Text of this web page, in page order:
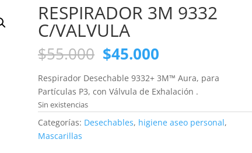
RESPIRADOR 3M 9332
C/VALVULA
$55.000 El
precio
original
era:
$55.000.
$45.000
actual
es:
$45.000.
Respirador Desechable 9332+ 3M™ Aura, para
Partículas P3, con Válvula de Exhalación .
Sin existencias
Categorías: Desechables, higiene aseo personal,
Mascarillas